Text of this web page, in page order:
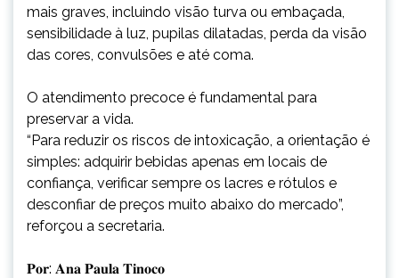
mais graves, incluindo visão turva ou embaçada,
sensibilidade à luz, pupilas dilatadas, perda da visão
das cores, convulsões e até coma.
O atendimento precoce é fundamental para
preservar a vida.
“Para reduzir os riscos de intoxicação, a orientação é
simples: adquirir bebidas apenas em locais de
confiança, verificar sempre os lacres e rótulos e
desconfiar de preços muito abaixo do mercado”,
reforçou a secretaria.
𝐏𝐨𝐫: 𝐀𝐧𝐚 𝐏𝐚𝐮𝐥𝐚 𝐓𝐢𝐧𝐨𝐜𝐨